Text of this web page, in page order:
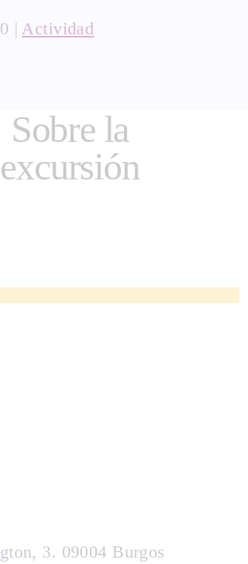
|Actividad
Sobre la
excursión
3. 09004 Burgos